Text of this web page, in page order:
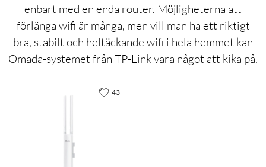
enbart med en enda router. Möjligheterna att
förlänga wifi är många, men vill man ha ett riktigt
bra, stabilt och heltäckande wifi i hela hemmet kan
Omada-systemet från TP-Link vara något att kika på.
43